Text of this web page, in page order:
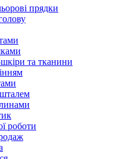
прядки
та тканини
роботи